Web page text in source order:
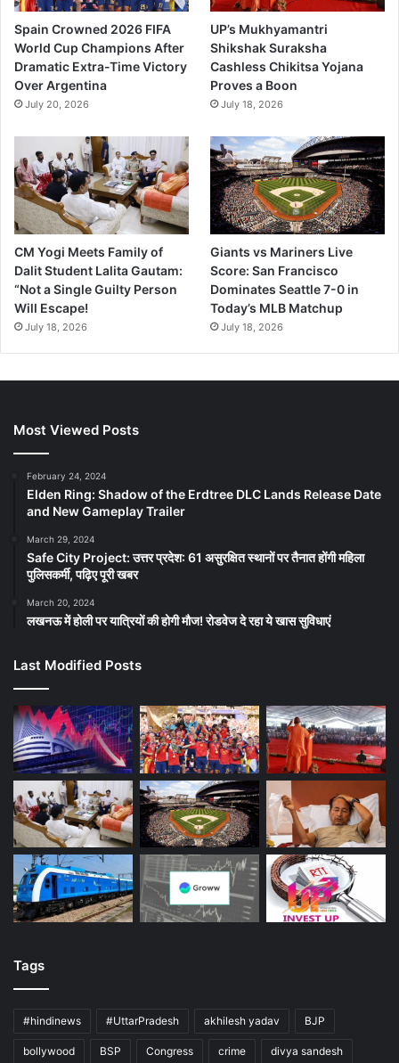
Spain Crowned 2026 FIFA
World Cup Champions After
Dramatic Extra-Time Victory
Over Argentina
July 20, 2026
UP’s Mukhyamantri
Shikshak Suraksha
Cashless Chikitsa Yojana
Proves a Boon
July 18, 2026
CM Yogi Meets Family of
Dalit Student Lalita Gautam:
“Not a Single Guilty Person
Will Escape!
July 18, 2026
Giants vs Mariners Live
Score: San Francisco
Dominates Seattle 7-0 in
Today’s MLB Matchup
July 18, 2026
Most Viewed Posts
February 24, 2024
Elden Ring: Shadow of the Erdtree DLC Lands Release Date
and New Gameplay Trailer
March 29, 2024
Safe City Project: उत्तर प्रदेश: 61 असुरक्षित स्थानों पर तैनात होंगी महिला
पुलिसकर्मी, पढ़िए पूरी खबर
March 20, 2024
लखनऊ में होली पर यात्रियों की होगी मौज! रोडवेज दे रहा ये खास सुविधाएं
Last Modified Posts
Tags
#hindinews #UttarPradesh akhilesh yadav BJP
bollywood BSP Congress crime divya sandesh